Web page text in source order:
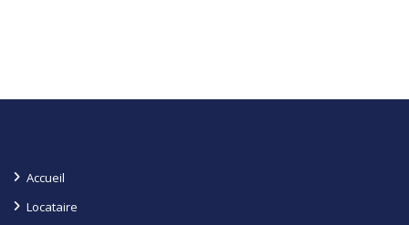
Accueil
Locataire